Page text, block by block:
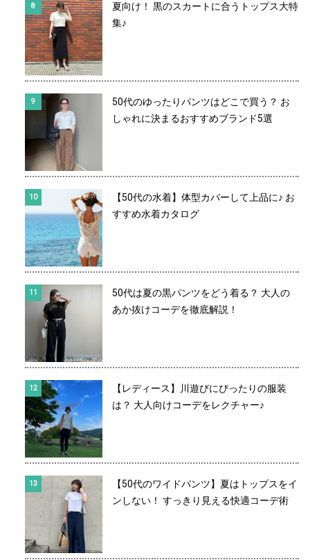
夏向け！ 黒のスカートに合うトップス大特
集♪
50代のゆったりパンツはどこで買う？ お
しゃれに決まるおすすめブランド5選
【50代の水着】体型カバーして上品に♪ お
すすめ水着カタログ
50代は夏の黒パンツをどう着る？ 大人の
あか抜けコーデを徹底解説！
【レディース】川遊びにぴったりの服装
は？ 大人向けコーデをレクチャー♪
【50代のワイドパンツ】夏はトップスをイ
ンしない！ すっきり見える快適コーデ術